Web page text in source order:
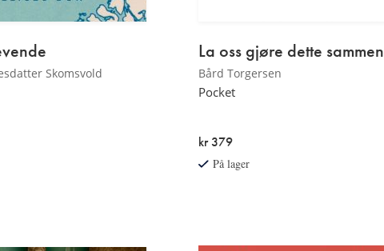
Skomsvold
La oss gjøre dette sammen
Bård Torgersen
Pocket
kr 379
På lager